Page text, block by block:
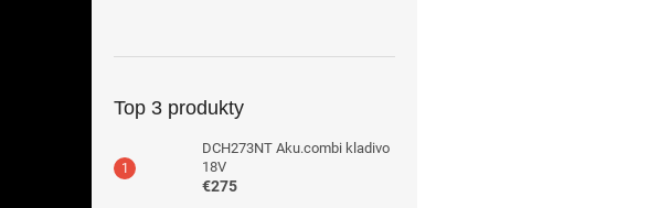
Top 3 produkty
DCH273NT Aku.combi kladivo
18V
€275